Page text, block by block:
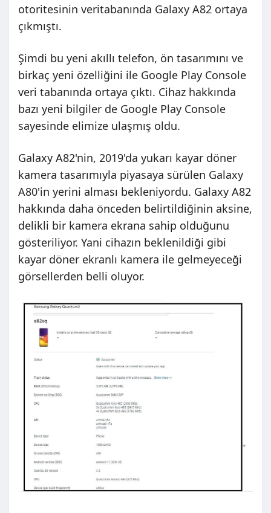
otoritesinin veritabanında Galaxy A82 ortaya
çıkmıştı.
Şimdi bu yeni akıllı telefon, ön tasarımını ve
birkaç yeni özelliğini ile Google Play Console
veri tabanında ortaya çıktı. Cihaz hakkında
bazı yeni bilgiler de Google Play Console
sayesinde elimize ulaşmış oldu.
Galaxy A82'nin, 2019'da yukarı kayar döner
kamera tasarımıyla piyasaya sürülen Galaxy
A80'in yerini alması bekleniyordu. Galaxy A82
hakkında daha önceden belirtildiğinin aksine,
delikli bir kamera ekrana sahip olduğunu
gösteriliyor. Yani cihazın beklenildiği gibi
kayar döner ekranlı kamera ile gelmeyeceği
görsellerden belli oluyor.